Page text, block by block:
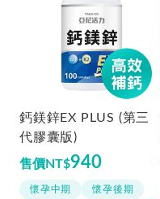
鈣鎂鋅EX PLUS (第三
代膠囊版)
售價NT$940
懷孕中期 懷孕後期